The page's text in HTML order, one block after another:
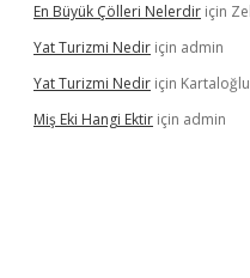
En Büyük Çölleri Nelerdir için
Yat Turizmi Nedir için admin
Yat Turizmi Nedir için Kartaloğlu
Miş Eki Hangi Ektir için admin